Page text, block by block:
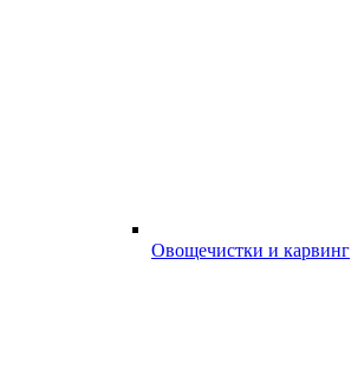
Овощечистки и карвинг